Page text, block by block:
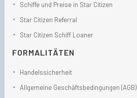
Schiffe und Preise in Star Citizen
Star Citizen Referral
Star Citizen Schiff Loaner
FORMALITÄTEN
Handelssicherheit
Allgemeine Geschäftsbedingungen (AGB)